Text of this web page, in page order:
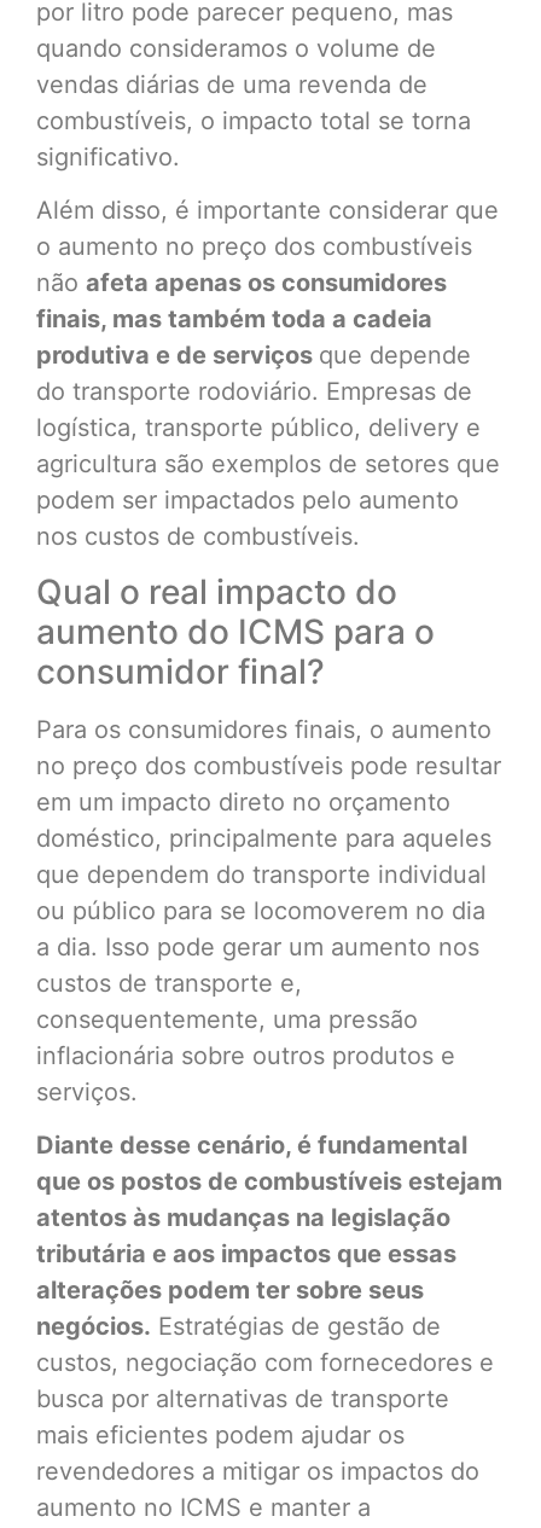
por litro pode parecer pequeno, mas
quando consideramos o volume de
vendas diárias de uma revenda de
combustíveis, o impacto total se torna
significativo.
Além disso, é importante considerar que
o aumento no preço dos combustíveis
não afeta apenas os consumidores
finais, mas também toda a cadeia
produtiva e de serviços que depende
do transporte rodoviário. Empresas de
logística, transporte público, delivery e
agricultura são exemplos de setores que
podem ser impactados pelo aumento
nos custos de combustíveis.
Qual o real impacto do
aumento do ICMS para o
consumidor final?
Para os consumidores finais, o aumento
no preço dos combustíveis pode resultar
em um impacto direto no orçamento
doméstico, principalmente para aqueles
que dependem do transporte individual
ou público para se locomoverem no dia
a dia. Isso pode gerar um aumento nos
custos de transporte e,
consequentemente, uma pressão
inflacionária sobre outros produtos e
serviços.
Diante desse cenário, é fundamental
que os postos de combustíveis estejam
atentos às mudanças na legislação
tributária e aos impactos que essas
alterações podem ter sobre seus
negócios. Estratégias de gestão de
custos, negociação com fornecedores e
busca por alternativas de transporte
mais eficientes podem ajudar os
revendedores a mitigar os impactos do
aumento no ICMS e manter a